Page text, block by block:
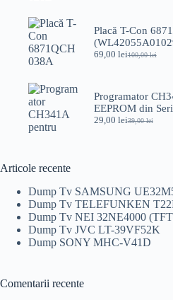
fost:
100,00 lei.
69,00 lei.
Placă T-Con
100,00lei
Prețul
fost:
100,00 lei.
69,00 leiPrețul
69,00 lei.
Programator
EEPROM din
39,00lei
Prețul
29,00 leiPrețul
Articole recente
Dump Tv SAMSUNG
Dump Tv TELEFUNKEN
Dump Tv NEI 32NE4000
Dump Tv JVC LT-39VF52K
Dump SONY MHC-V41D
Comentarii recente